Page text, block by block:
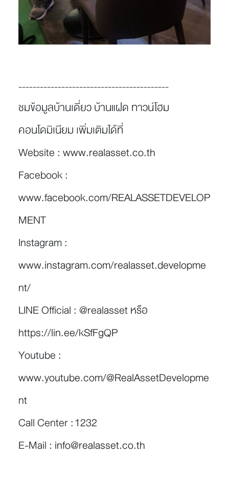
------------------------------------------
ชมข้อมูลบ้านเดี่ยว บ้านแฝด ทาวน์โฮม
คอนโดมิเนียม เพิ่มเติมได้ที่
Website :www.realasset.co.th
Facebook :
www.facebook.com/REALASSETDEVELOP
MENT
Instagram :
www.instagram.com/realasset.developme
nt/
LINE Official : @realasset หรือ
https://lin.ee/kSfFgQP
Youtube :
www.youtube.com/@RealAssetDevelopme
nt
Call Center :1232
E-Mail : info@realasset.co.th